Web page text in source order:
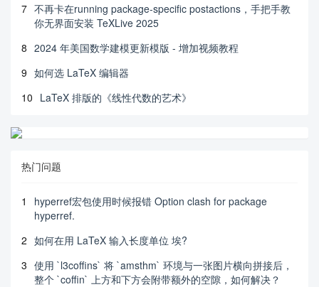
7 不再卡在running package-specific postactions，手把手教
你无界面安装 TeXLive 2025
8 2024 年美国数学建模更新模版 - 增加视频教程
9 如何选 LaTeX 编辑器
10 LaTeX 排版的《线性代数的艺术》
热门问题
1
hyperref宏包使用时候报错 Option clash for package
hyperref.
2 如何在用 LaTeX 输入长度单位 埃?
3 使用 `l3coffins` 将 `amsthm` 环境与一张图片横向拼接后，
整个 `coffin` 上方和下方会附带额外的空隙，如何解决？